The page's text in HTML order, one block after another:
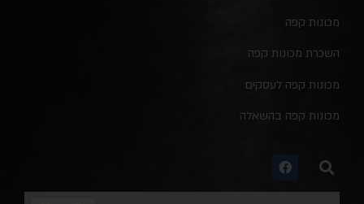
מכונות קפה
השכרת מכונות קפה
מכונות קפה לעסקים
מכונות קפה בהשאלה